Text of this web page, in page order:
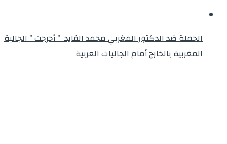
الحملة ضد الدكتور المغربي محمد الفايد ” أحرجت ” الجالية
المغربية بالخارج أمام الجاليات العربية